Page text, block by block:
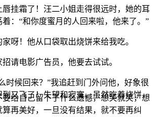
唇挂霜了！汪二小姐走得很远时，她的耳
：“和你度蜜月的人回来啦，他来了。”
呀！他从口袋取出烧饼来给我吃。
请电影广告员，他要去试试。
时候回来？”我追赶到门外问他，好象很
又飞了！失望和寂寞，虽然吃着烧饼，
给自己留下了什么遗憾，想笑就笑，想
再美好，一旦没有结果，就不要再纠